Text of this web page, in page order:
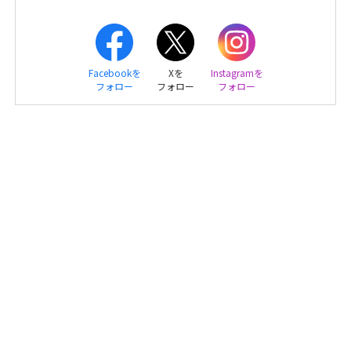
Facebookを
フォロー
Xを
フォロー
Instagramを
フォロー